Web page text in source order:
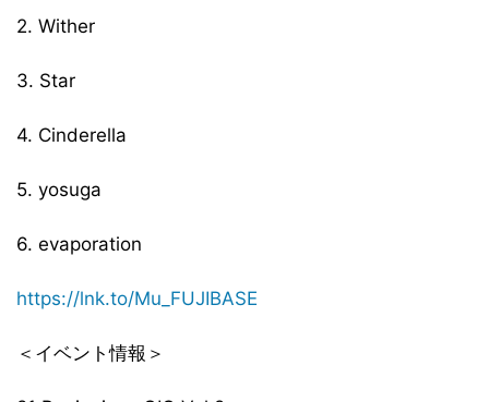
2. Wither
3. Star
4. Cinderella
5. yosuga
6. evaporation
https://lnk.to/Mu_FUJIBASE
＜イベント情報＞